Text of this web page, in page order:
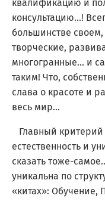
квалификацию и
консультацию...!
большинстве
творческие,
многогранные... и
таким! Что,
слава о красоте и
весь мир...
Главный критерий
естественность и
сказать тоже-
уникальна по
«китах»: Обучение,